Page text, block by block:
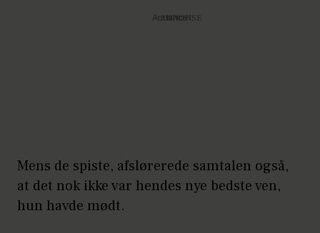
Annonce
Mens de spiste, afslørerede samtalen også,
at det nok ikke var hendes nye bedste ven,
hun havde mødt.